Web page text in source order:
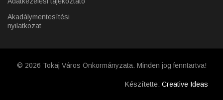
Akadálymentesítési
nyilatkozat
© 2026 Tokaj Város Önkormányzata. Minden jog fenntartva!
Készítette: Creative Ideas